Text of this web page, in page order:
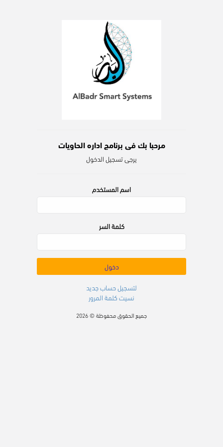
مرحبا بك فى برنامج اداره الحاويات
يرجى تسجيل الدخول
اسم المستخدم
كلمة السر
دخول
لتسجيل حساب جديد
نسيت كلمة المرور
جميع الحقوق محفوظة © 2026